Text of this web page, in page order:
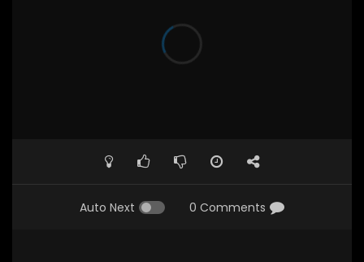
Auto Next 0 Comments